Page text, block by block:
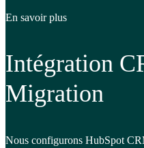
En savoir plus
Intégration
Migration
Nous configurons HubSpot